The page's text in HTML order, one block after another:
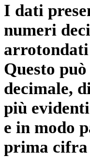
I dati
numeri
arrotondati
Questo
decimale,
più
e in modo
prima cifra